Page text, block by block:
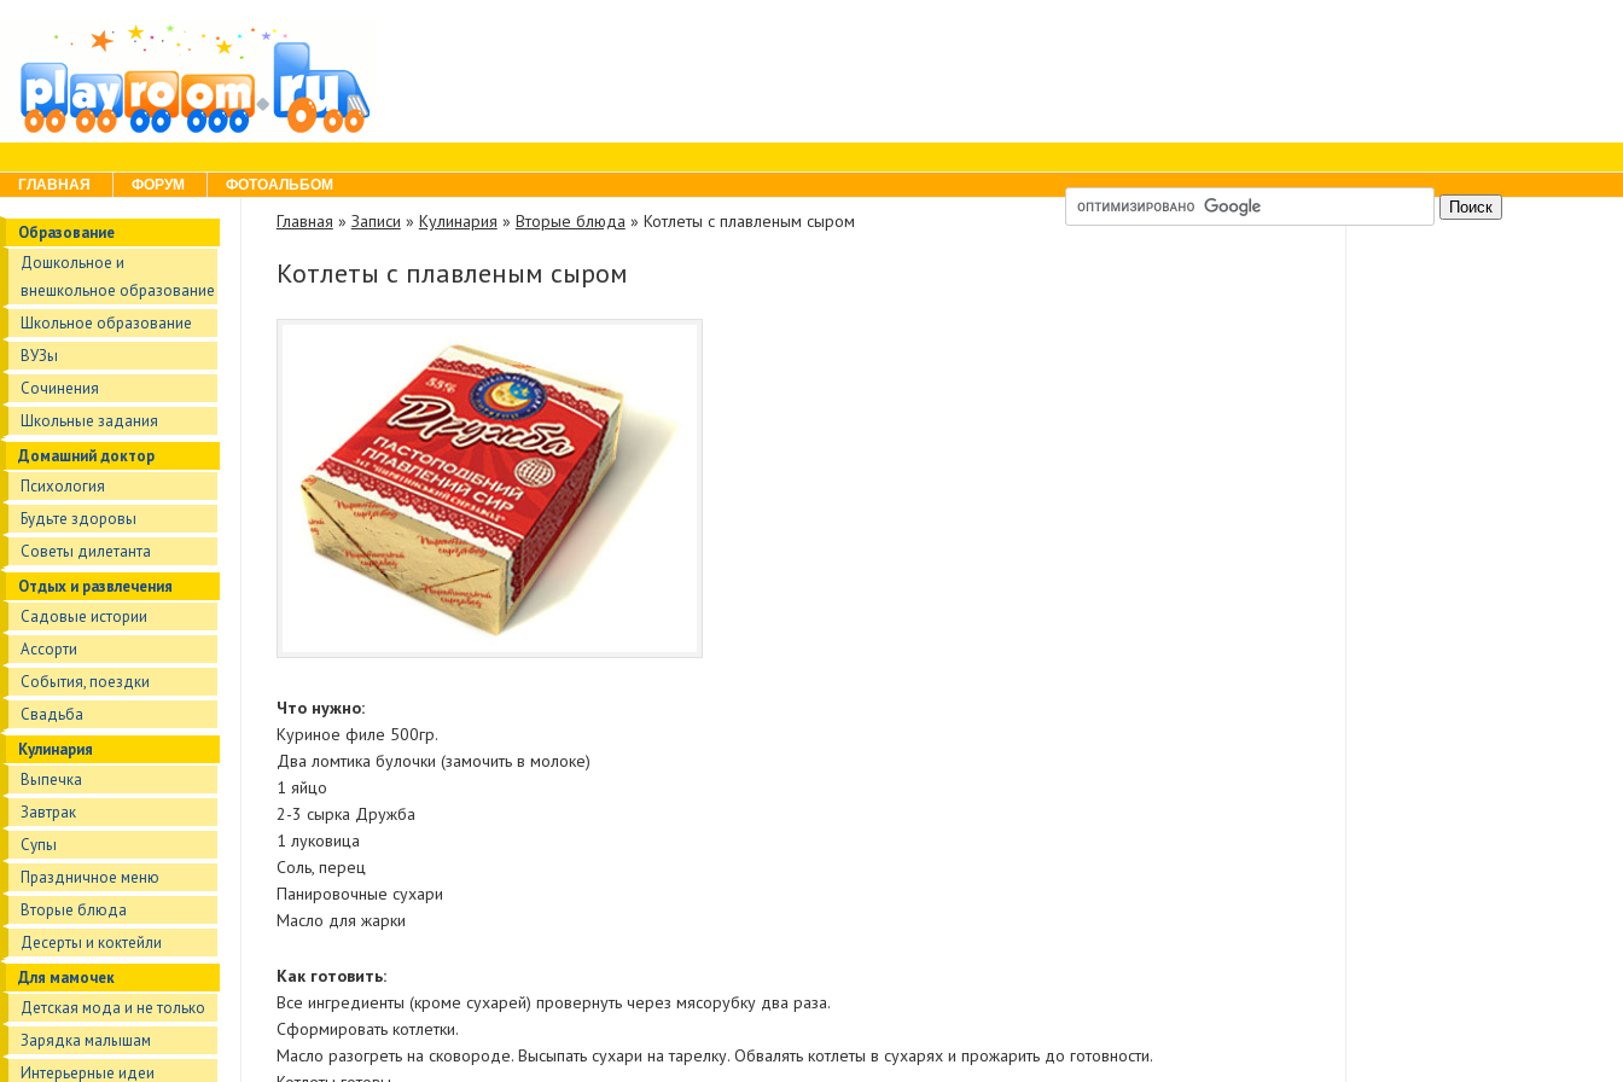
Menu
Skip to content
ГЛАВНАЯ ФОРУМ ФОТОАЛЬБОМ
Образование
Дошкольное и
внешкольное образование
Школьное образование
ВУЗы
Сочинения
Школьные задания
Домашний доктор
Психология
Будьте здоровы
Советы дилетанта
Отдых и развлечения
Садовые истории
Ассорти
События, поездки
Свадьба
Кулинария
Выпечка
Завтрак
Супы
Праздничное меню
Вторые блюда
Десерты и коктейли
Для мамочек
Детская мода и не только
Зарядка малышам
Интерьерные идеи
Главная » Записи » Кулинария » Вторые блюда » Котлеты с плавленым сыром
Котлеты с плавленым сыром
Что нужно:
Куриное филе 500гр.
Два ломтика булочки (замочить в молоке)
1 яйцо
2-3 сырка Дружба
1 луковица
Соль, перец
Панировочные сухари
Масло для жарки
Как готовить:
Все ингредиенты (кроме сухарей) провернуть через мясорубку два раза.
Сформировать котлетки.
Масло разогреть на сковороде. Высыпать сухари на тарелку. Обвалять котлеты в сухарях и прожарить до готовности.